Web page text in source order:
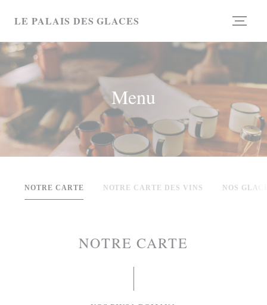
LE PALAIS DES GLACES
Menu
NOTRE CARTE NOTRE CARTE DES VINS NOS
NOTRE CARTE